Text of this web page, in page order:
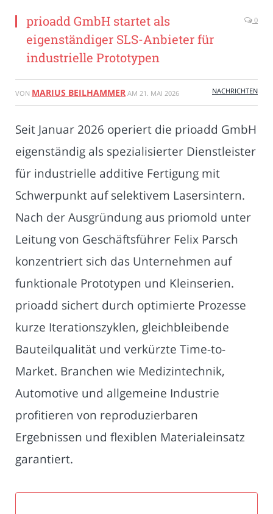
prioadd GmbH startet als
eigenständiger SLS-Anbieter für
industrielle Prototypen
0
VON MARIUS BEILHAMMER AM 21. MAI 2026 NACHRICHTEN
Seit Januar 2026 operiert die prioadd GmbH
eigenständig als spezialisierter Dienstleister
für industrielle additive Fertigung mit
Schwerpunkt auf selektivem Lasersintern.
Nach der Ausgründung aus priomold unter
Leitung von Geschäftsführer Felix Parsch
konzentriert sich das Unternehmen auf
funktionale Prototypen und Kleinserien.
prioadd sichert durch optimierte Prozesse
kurze Iterationszyklen, gleichbleibende
Bauteilqualität und verkürzte Time-to-
Market. Branchen wie Medizintechnik,
Automotive und allgemeine Industrie
profitieren von reproduzierbaren
Ergebnissen und flexiblen Materialeinsatz
garantiert.